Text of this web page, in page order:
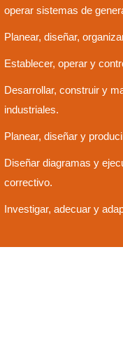
operar sistemas de
Planear, diseñar,
Establecer, operar y
Desarrollar, construir y
industriales.
Planear, diseñar y
Diseñar diagramas y
correctivo.
Investigar, adecuar y